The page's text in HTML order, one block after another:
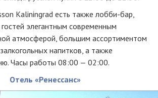
Kaliningrad есть такжелобби-бар,
элегантным современным
атмосферой, большим ассортиментом
напитков, а также
Часы работы 08:00 — 02:00.
Отель «Ренессанс»